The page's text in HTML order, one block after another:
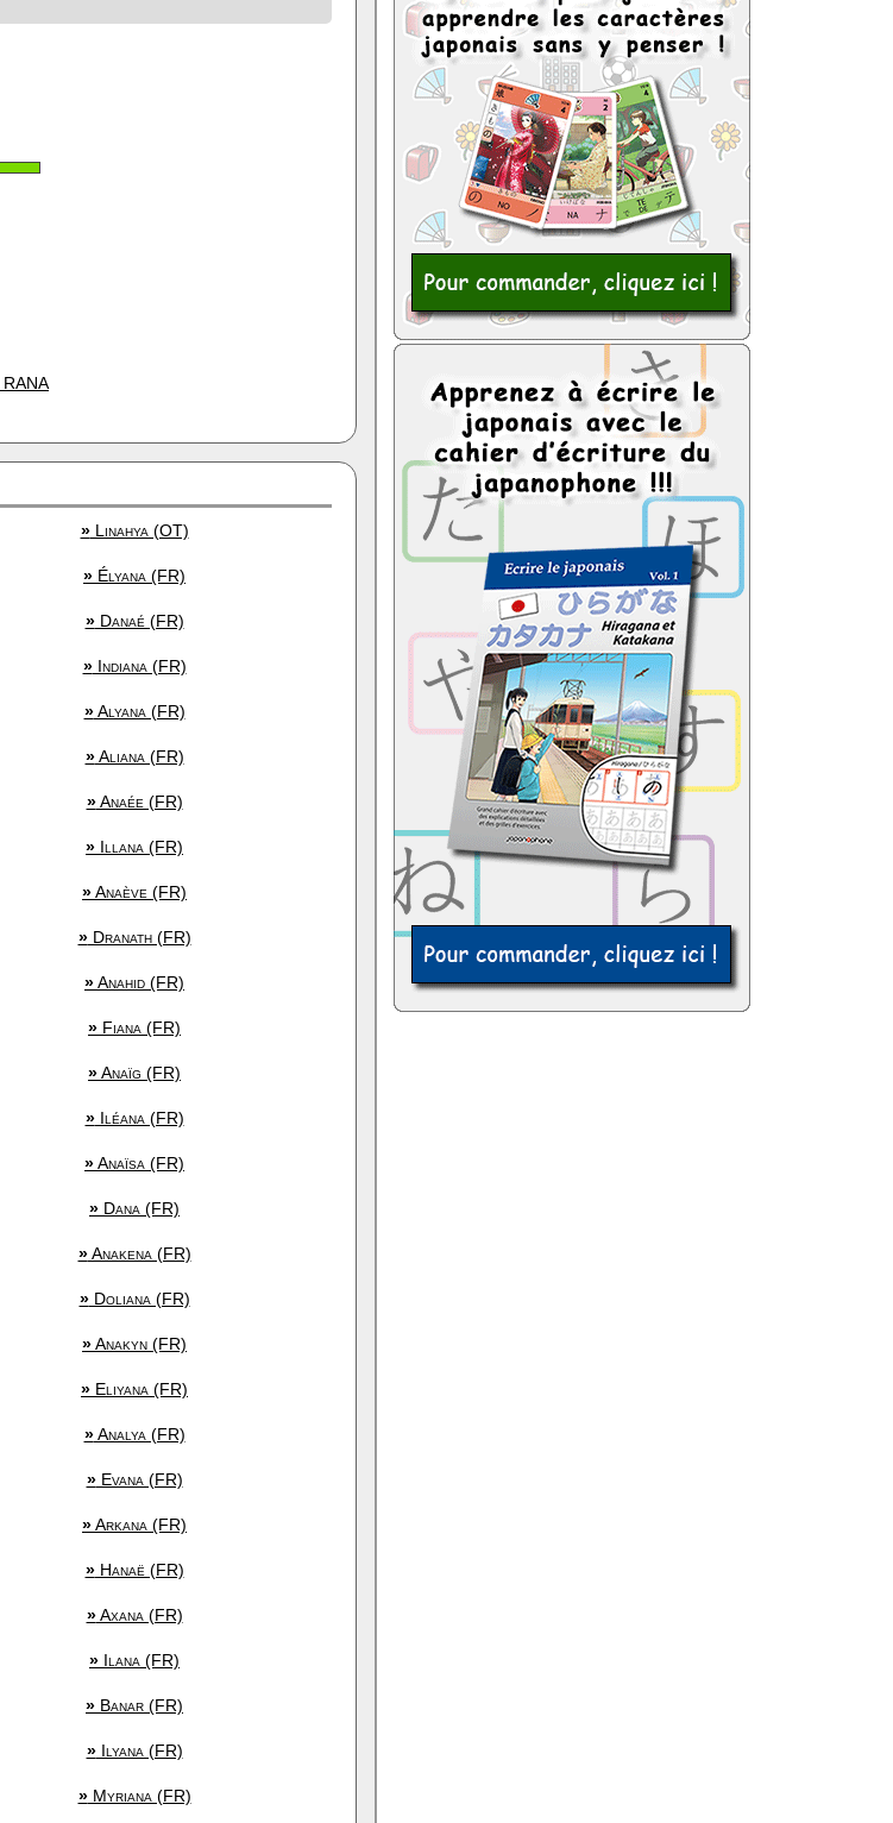
RANA
»Linahya (OT)
» Élyana (FR)
»Danaé (FR)
»Indiana (FR)
»Alyana (FR)
»Aliana (FR)
»Anaée (FR)
» Illana (FR)
»Anaève (FR)
»Dranath (FR)
»Anahid (FR)
» Fiana (FR)
»Anaïg (FR)
»Iléana (FR)
»Anaïsa (FR)
» Dana (FR)
»Anakena (FR)
»Doliana (FR)
»Anakyn (FR)
» Eliyana (FR)
»Analya (FR)
»Evana (FR)
»Arkana (FR)
»Hanaë (FR)
»Axana (FR)
» Ilana (FR)
» Banar (FR)
»Ilyana (FR)
»Myriana (FR)